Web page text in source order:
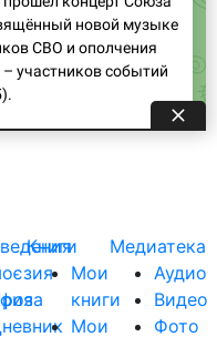
Книги
Мои
книги
Мои
Медиатека
Аудио
Видео
Фото